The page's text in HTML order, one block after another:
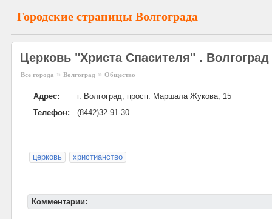
Городские страницы Волгограда
Церковь "Христа Спасителя" . Волгоград
Все города » Волгоград » Общество
Адрес:
г. Волгоград, просп. Маршала Жукова, 15
Телефон:
(8442)32-91-30
церковь христианство
Комментарии: